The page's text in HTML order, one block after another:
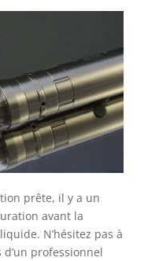
prête, il y a un
avant la
N’hésitez pas à
professionnel